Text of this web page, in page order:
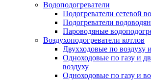
Водоподогреватели
Подогреватели сетевой
Подогреватели
Пароводяные
Воздухоподогреватели котлов
Двухходовые по воздуху
Одноходовые по газу и
воздуху
Одноходовые по газу и